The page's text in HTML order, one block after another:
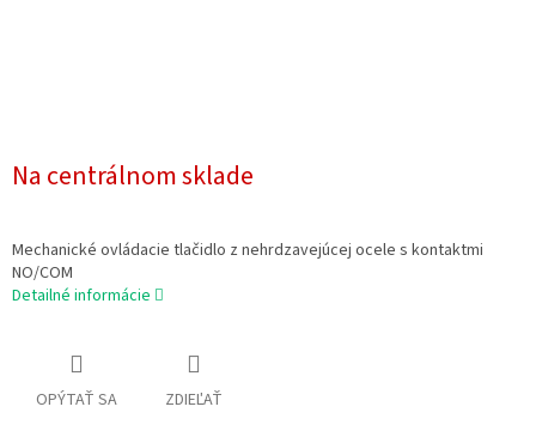
Na centrálnom sklade
Mechanické ovládacie tlačidlo z nehrdzavejúcej ocele s kontaktmi
NO/COM
Detailné informácie
OPÝTAŤ SA ZDIEĽAŤ